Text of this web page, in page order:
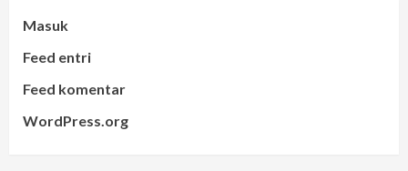
Masuk
Feed entri
Feed komentar
WordPress.org